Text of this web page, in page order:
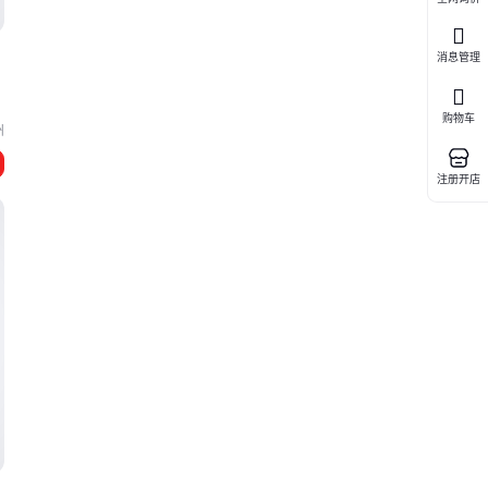
消息管理
购物车
注册开店